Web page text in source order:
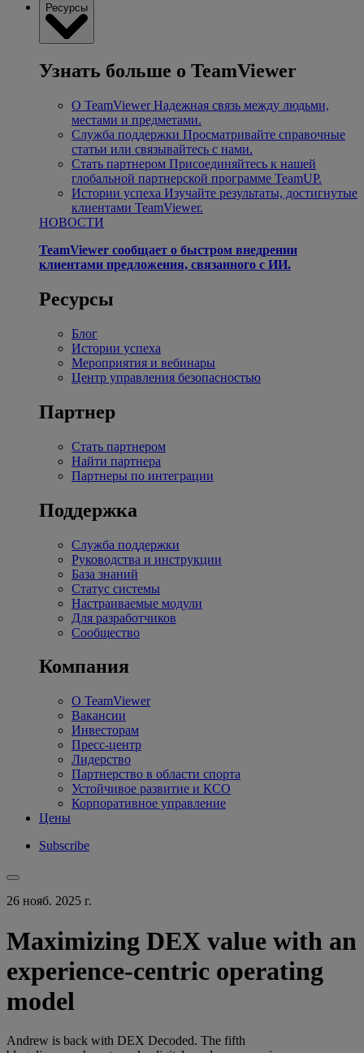
Ресурсы
Узнать больше о TeamViewer
О TeamViewer Надежная связь между людьми,
местами и предметами.
Служба поддержки Просматривайте справочные
статьи или связывайтесь с нами.
Стать партнером Присоединяйтесь к нашей
глобальной партнерской программе TeamUP.
Истории успеха Изучайте результаты, достигнутые
клиентами TeamViewer.
НОВОСТИ
TeamViewer сообщает о быстром внедрении
клиентами предложения, связанного с ИИ.
Ресурсы
Блог
Истории успеха
Мероприятия и вебинары
Центр управления безопасностью
Партнер
Стать партнером
Найти партнера
Партнеры по интеграции
Поддержка
Служба поддержки
Руководства и инструкции
База знаний
Статус системы
Настраиваемые модули
Для разработчиков
Сообщество
Компания
О TeamViewer
Вакансии
Инвесторам
Пресс-центр
Лидерство
Партнерство в области спорта
Устойчивое развитие и КСО
Корпоративное управление
Цены
Subscribe
26 нояб. 2025 г.
Maximizing DEX value with an
experience-centric operating
model
Andrew is back with DEX Decoded. The fifth